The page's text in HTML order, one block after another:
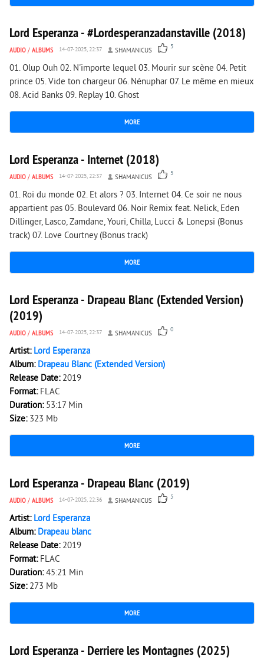
2 794 0
Lord Esperanza - #Lordesperanzadanstaville (2018)
AUDIO / ALBUMS 14-07-2025, 22:37 SHAMANICUS 5
01. Olup Ouh 02. N'importe lequel 03. Mourir sur scène 04. Petit
prince 05. Vide ton chargeur 06. Nénuphar 07. Le même en mieux
08. Acid Banks 09. Replay 10. Ghost
MORE
3 526 0
Lord Esperanza - Internet (2018)
AUDIO / ALBUMS 14-07-2025, 22:37 SHAMANICUS 5
01. Roi du monde 02. Et alors ? 03. Internet 04. Ce soir ne nous
appartient pas 05. Boulevard 06. Noir Remix feat. Nelick, Eden
Dillinger, Lasco, Zamdane, Youri, Chilla, Lucci & Lonepsi (Bonus
track) 07. Love Courtney (Bonus track)
MORE
2 399 0
Lord Esperanza - Drapeau Blanc (Extended Version)
(2019)
AUDIO / ALBUMS 14-07-2025, 22:37 SHAMANICUS 0
Artist: Lord Esperanza
Album: Drapeau Blanc (Extended Version)
Release Date: 2019
Format: FLAC
Duration: 53:17 Min
Size: 323 Mb
MORE
3 536 0
Lord Esperanza - Drapeau Blanc (2019)
AUDIO / ALBUMS 14-07-2025, 22:36 SHAMANICUS 5
Artist: Lord Esperanza
Album: Drapeau blanc
Release Date: 2019
Format: FLAC
Duration:45:21 Min
Size: 273 Mb
MORE
982 0
Lord Esperanza - Derriere les Montagnes (2025)